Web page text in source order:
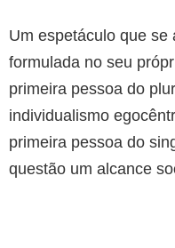
Um espetáculo que se
formulada no seu
primeira pessoa do
individualismo
primeira pessoa do
questão um alcance